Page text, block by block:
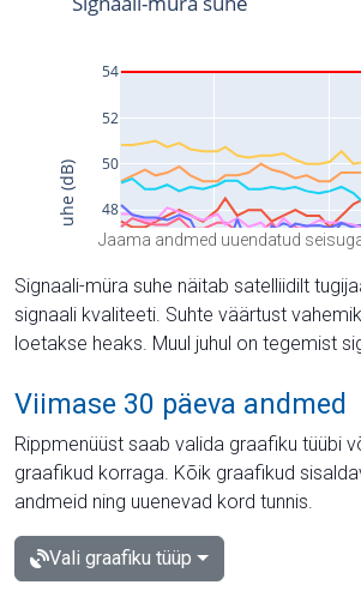
Jaama andmed uuendatud
Signaali-müra suhe näitab satelliidilt
signaali kvaliteeti. Suhte väärtust
loetakse heaks. Muul juhul on tegemist
Viimase 30 päeva andmed
Rippmenüüst saab valida graafiku tüübi
graafikud korraga. Kõik graafikud
andmeid ning uuenevad kord tunnis.
Vali graafiku tüüp